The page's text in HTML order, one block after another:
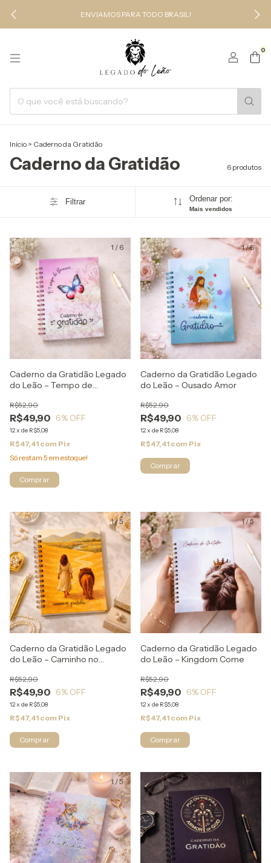
ENVIAMOS PARA TODO BRASIL!
0
Início > Caderno da Gratidão
Caderno da Gratidão 6 produtos
Filtrar Ordenar por:
Mais vendidos
1 / 6
Caderno da Gratidão Legado
do Leão – Tempo de
R$49,90
R$52,90
6% OFF
12x de R$5,08
R$47,41 com Pix
Só restam 5 em estoque!
1/6
Caderno da Gratidão Legado
do Leão – Ousado Amor
R$49,90
R$52,90
6% OFF
12x de R$5,08
R$47,41 com Pix
1/5
Caderno da Gratidão Legado
do Leão – Caminho no
R$49,90
R$52,90
6% OFF
12x de R$5,08
R$47,41 com Pix
1/5
Caderno da Gratidão Legado
do Leão – Kingdom Come
R$49,90
R$52,90
6% OFF
12x de R$5,08
R$47,41 com Pix
1/5 1 5